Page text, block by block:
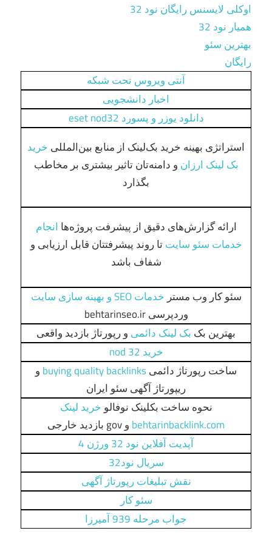
اوکلی لایسنس رایگان نود 32
همیار نود 32
بهترین سئو
رایگان
آنتی ویروس تحت شبکه
اخبار دانشجویی
دانلود یوزر و پسورد eset nod32
استراتژی بهینه خرید بک‌لینک از منابع بین‌المللی خرید
بک لینک ارزان و دامنه‌تان تاثیر بیشتری بر مخاطب
بگذارد
ارائه گزارش‌های دقیق از پیشرفت پروژه‌ها انجام
خدمات سئو سایتتا روند پیشرفتتان قابل ارزیابی و
شفاف باشد
سئو کار وب مستر خدمات SEO و بهینه سازی سایت
وردپرسی behtarinseo.ir
بهترین بک بک لینک دائمی و رپورتاژ بازدید واقعی
خرید nod 32
ساخت رپورتاژ دائمیbuying quality backlinks و
ریپورتاژ آگهی سئو ایران
نحوه ساخت بکلینک نوفالو خرید لینک
behtarinbacklink.com و gov بازدید خارجی
آپدیت آفلاین نود 32 ورژن 4
سریال نود32
نقش تبلیغات رپورتاژ آگهی
سئو کار
جواب مرحله 939 آمیرزا